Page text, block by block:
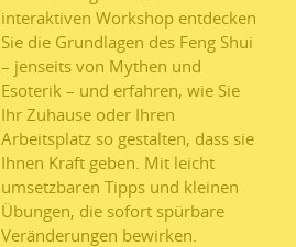
interaktiven Workshop entdecken
Sie die Grundlagen des Feng Shui
– jenseits von Mythen und
Esoterik – und erfahren, wie Sie
Ihr Zuhause oder Ihren
Arbeitsplatz so gestalten, dass sie
Ihnen Kraft geben. Mit leicht
umsetzbaren Tipps und kleinen
Übungen, die sofort spürbare
Veränderungen bewirken.